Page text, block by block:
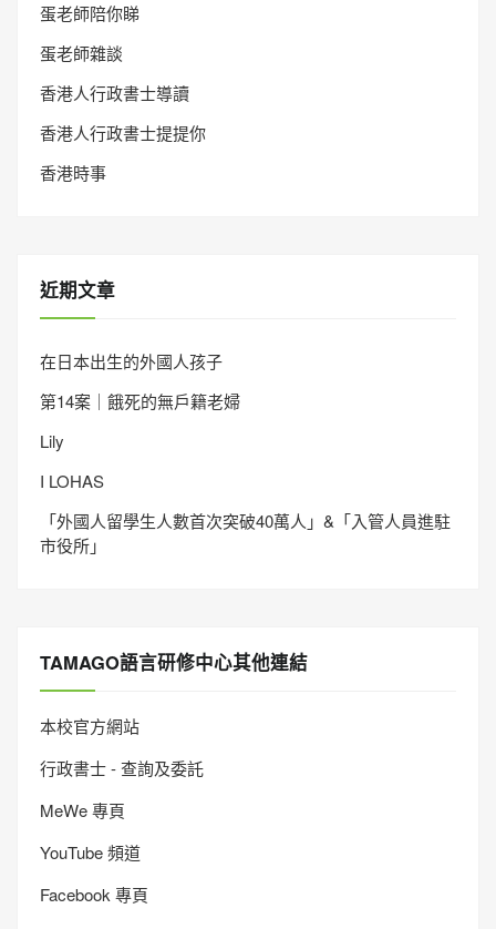
蛋老師陪你睇
蛋老師雜談
香港人行政書士導讀
香港人行政書士提提你
香港時事
近期文章
在日本出生的外國人孩子
第14案｜餓死的無戶籍老婦
Lily
I LOHAS
「外國人留學生人數首次突破40萬人」&「入管人員進駐
市役所」
TAMAGO語言研修中心其他連結
本校官方網站
行政書士 - 查詢及委託
MeWe 專頁
YouTube 頻道
Facebook 專頁